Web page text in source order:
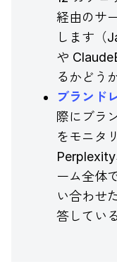
経由のサ
します（
や
るかどう
ブランド
際にブラ
をモニタ
Perplexity
ーム全体
い合わせ
答してい